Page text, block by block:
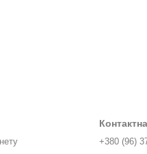
+380 (96)